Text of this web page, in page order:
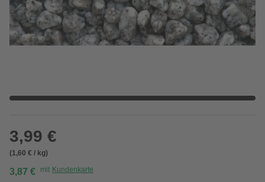
3,99 €
(1,60 € / kg)
3,87 € mit Kundenkarte